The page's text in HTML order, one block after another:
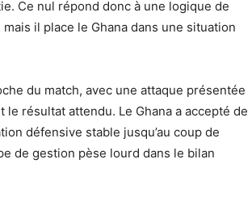
Ce nul répond donc à une logique de
il place le Ghana dans une situation
du match, avec une attaque présentée
résultat attendu. Le Ghana a accepté de
défensive stable jusqu’au coup de
de gestion pèse lourd dans le bilan